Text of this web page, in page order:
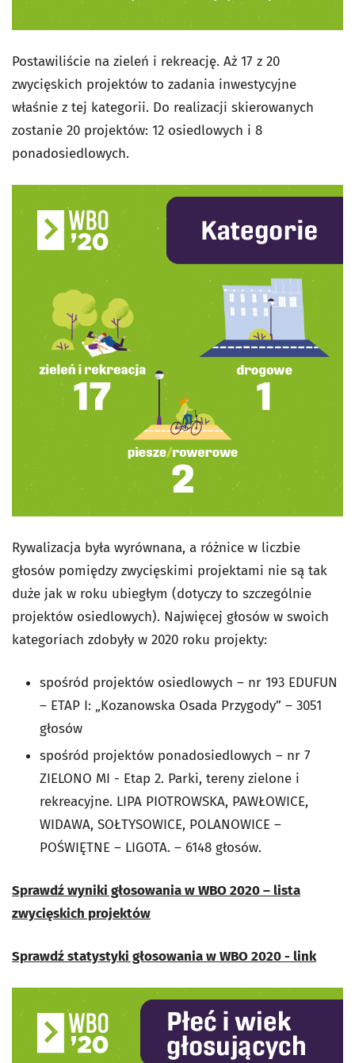
Postawiliście na zieleń i rekreację. Aż 17 z 20
zwycięskich projektów to zadania inwestycyjne
właśnie z tej kategorii. Do realizacji skierowanych
zostanie 20 projektów: 12 osiedlowych i 8
ponadosiedlowych.
Rywalizacja była wyrównana, a różnice w liczbie
głosów pomiędzy zwycięskimi projektami nie są tak
duże jak w roku ubiegłym (dotyczy to szczególnie
projektów osiedlowych). Najwięcej głosów w swoich
kategoriach zdobyły w 2020 roku projekty:
spośród projektów osiedlowych – nr 193 EDUFUN
– ETAP I: „Kozanowska Osada Przygody” – 3051
głosów
spośród projektów ponadosiedlowych – nr 7
ZIELONO MI - Etap 2. Parki, tereny zielone i
rekreacyjne. LIPA PIOTROWSKA, PAWŁOWICE,
WIDAWA, SOŁTYSOWICE, POLANOWICE –
POŚWIĘTNE – LIGOTA. – 6148 głosów.
Sprawdź wyniki głosowania w WBO 2020 – lista
zwycięskich projektów
Sprawdź statystyki głosowania w WBO 2020 - link